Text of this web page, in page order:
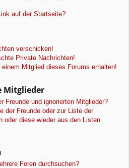
auf der Startseite?
verschicken!
Private Nachrichten!
Mitglied dieses Forums erhalten!
Mitglieder
Freunde und ignorierten Mitglieder?
der Freunde oder zur Liste der
oder diese wieder aus den Listen
Foren durchsuchen?